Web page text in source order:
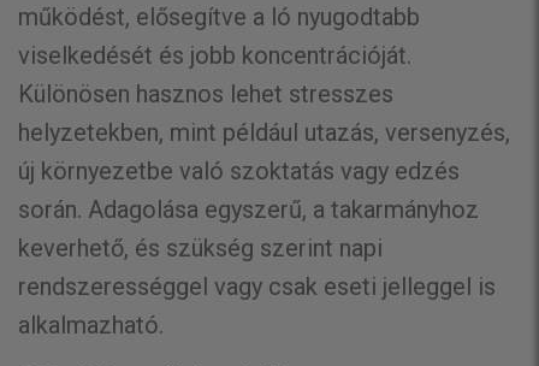
működést, elősegítve a ló nyugodtabb
viselkedését és jobb koncentrációját.
Különösen hasznos lehet stresszes
helyzetekben, mint például utazás, versenyzés,
új környezetbe való szoktatás vagy edzés
során. Adagolása egyszerű, a takarmányhoz
keverhető, és szükség szerint napi
rendszerességgel vagy csak eseti jelleggel is
alkalmazható.